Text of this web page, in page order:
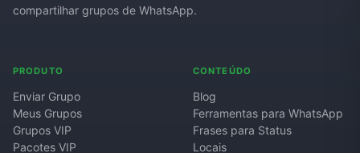
compartilhar grupos de WhatsApp.
PRODUTO
Enviar Grupo
Meus Grupos
Grupos VIP
Pacotes VIP
CONTEÚDO
Blog
Ferramentas para WhatsApp
Frases para Status
Locais